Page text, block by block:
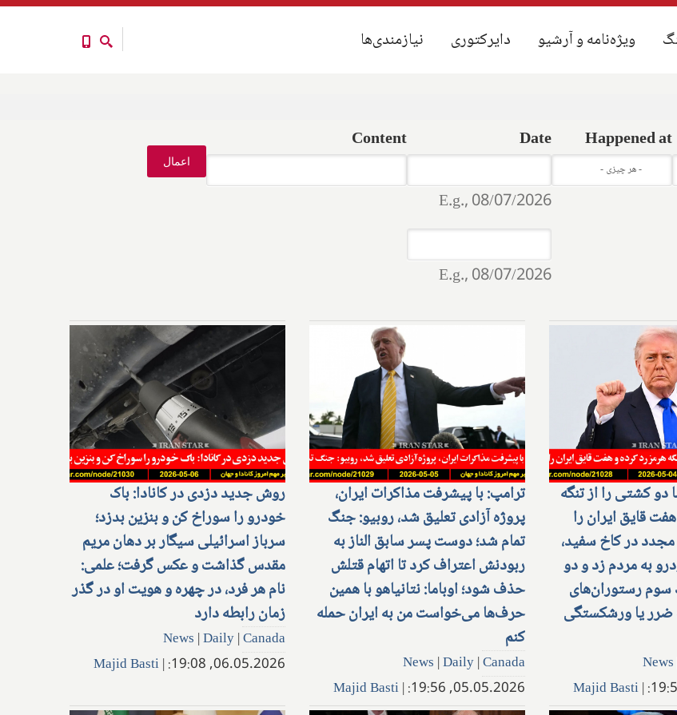
نیازمندی‌ها دایرکتوری ویژه‌نامه و آرشیو نیازمندی‌ها دایرکتوری ویژه‌نامه و آرشیو
Happened at
- هر چیزی -
Date
E.g., 08/07/2026
E.g., 08/07/2026
Content
روش جدید دزدی در کانادا: باک
خودرو را سوراخ کن و بنزین بدزد؛
سرباز اسرائیلی سیگار بر دهان مریم
مقدس گذاشت و عکس گرفت؛ علمی:
نام هر فرد، در چهره و هویت او در گذر
زمان رابطه دارد
News |Daily|Canada
06.05.2026, 19:08:
|
Majid Basti
ترامپ: با پیشرفت مذاکرات ایران،
پروژه آزادی تعلیق شد، روبیو: جنگ
تمام شد؛ دوست پسر سابق الناز به
ربودنش اعتراف کرد تا اتهام قتلش
حذف شود؛ اوباما: نتانیاهو با همین
حرف‌ها می‌خواست من به ایران حمله
کنم
News |Daily|Canada
05.05.2026, 19:56:
|
Majid Basti
دو کشتی را از تنگه
قایق ایران را
مجدد در کاخ سفید،
به مردم زد و دو
سوم رستوران‌های
ضرر یا ورشکستگی
News
|
Majid Basti